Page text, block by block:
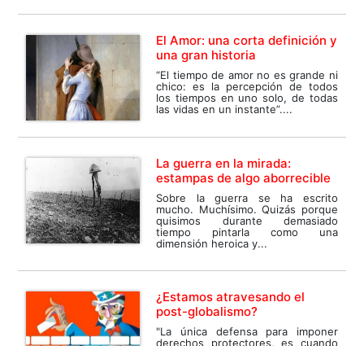
El Amor: una corta definición y
una gran historia
“El tiempo de amor no es grande ni
chico: es la percepción de todos
los tiempos en uno solo, de todas
las vidas en un instante”....
La guerra en la mirada:
estampas de algo aborrecible
Sobre la guerra se ha escrito
mucho. Muchísimo. Quizás porque
quisimos durante demasiado
tiempo pintarla como una
dimensión heroica y...
¿Estamos atravesando el
post-globalismo?
"La única defensa para imponer
derechos protectores, es cuando